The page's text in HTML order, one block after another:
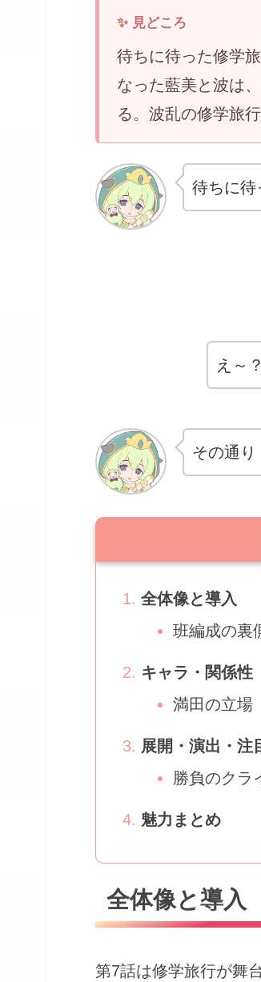
待ちに待った修学
なった藍美と波は
る。波乱の修学旅
待ちに待
え～
その通り
全体像と導入
班編成の裏
キャラ・関係性
満田の立場
展開・演出・注
勝負のクラ
魅力まとめ
全体像と導入
第7話は修学旅行が舞